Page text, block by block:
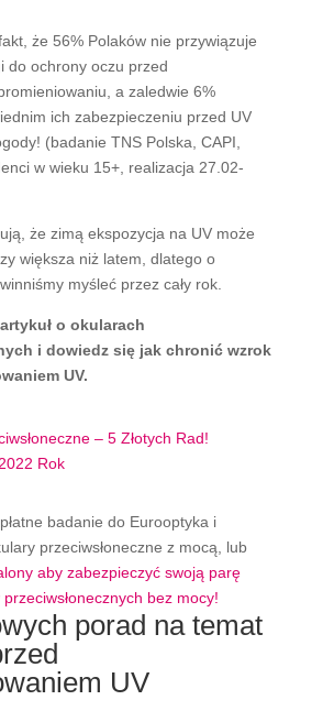
że 56% Polaków nie przywiązuje
do ochrony oczu przed
a zaledwie 6%
ich zabezpieczeniu przed UV
(badanie TNS Polska, CAPI,
w wieku 15+, realizacja 27.02-
że zimą ekspozycja na UV może
większa niż latem, dlatego o
myśleć przez cały rok.
o okularach
i dowiedz się jak chronić wzrok
UV.
– 5 Złotych Rad!
Rok
badanie do Eurooptyka i
przeciwsłoneczne z mocą, lub
aby zabezpieczyć swoją parę
bez mocy!
porad na temat
UV